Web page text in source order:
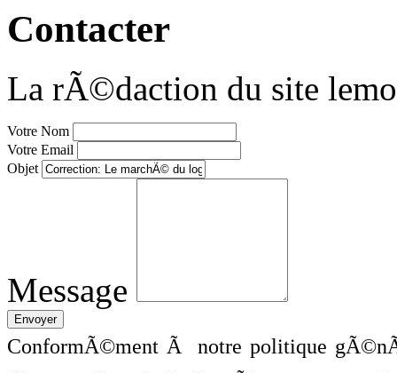
Contacter
La rÃ©daction du site
Votre Nom
Votre Email
Objet
Message
ConformÃ©ment Ã notre politique